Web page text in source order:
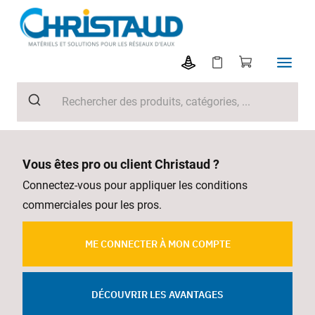
Vous êtes pro ou client Christaud ?
Connectez-vous pour appliquer les conditions
commerciales pour les pros.
ME CONNECTER À MON COMPTE
DÉCOUVRIR LES AVANTAGES